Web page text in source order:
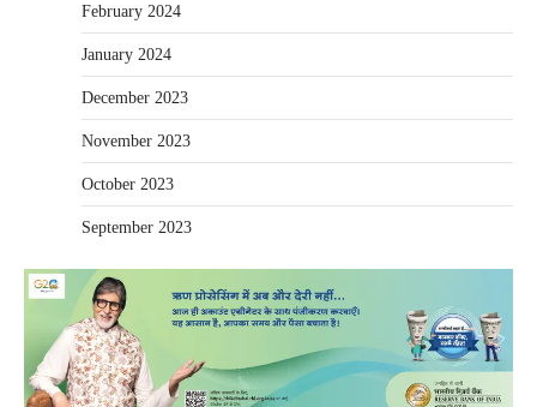
February 2024
January 2024
December 2023
November 2023
October 2023
September 2023